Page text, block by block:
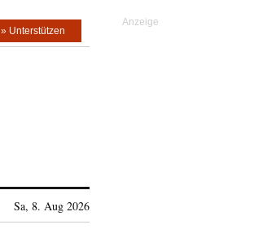
» Unterstützen
Sa, 8. Aug 2026